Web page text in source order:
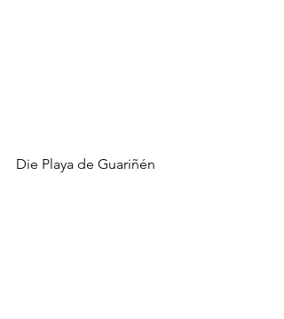
Die Playa de Guariñén